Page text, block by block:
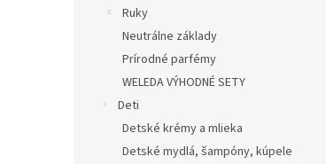
Ruky
Neutrálne základy
Prírodné parfémy
WELEDA VÝHODNÉ SETY
Deti
Detské krémy a mlieka
Detské mydlá, šampóny, kúpele